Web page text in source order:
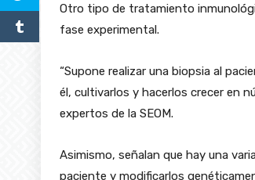
Otro tipo de tratamiento
fase experimental.
“Supone realizar una biopsia al
él, cultivarlos y hacerlos crecer en
expertos de la SEOM.
Asimismo, señalan que hay una
paciente y modificarlos